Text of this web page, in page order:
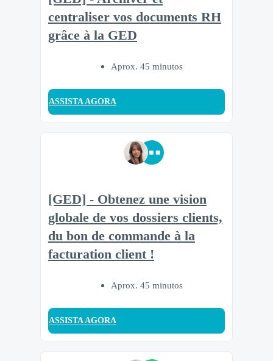
centraliser vos documents RH
grâce à la GED
Aprox. 45 minutos
ASSISTA AGORA
[GED] - Obtenez une vision
globale de vos dossiers clients,
du bon de commande à la
facturation client !
Aprox. 45 minutos
ASSISTA AGORA